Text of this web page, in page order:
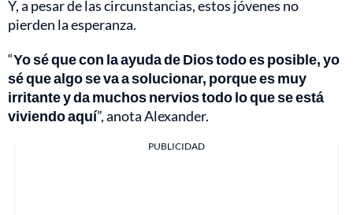
Y, a pesar de las circunstancias, estos jóvenes no
pierden la esperanza.
“Yo sé que con la ayuda de Dios todo es posible, yo
sé que algo se va a solucionar, porque es muy
irritante y da muchos nervios todo lo que se está
viviendo aquí”, anota Alexander.
PUBLICIDAD